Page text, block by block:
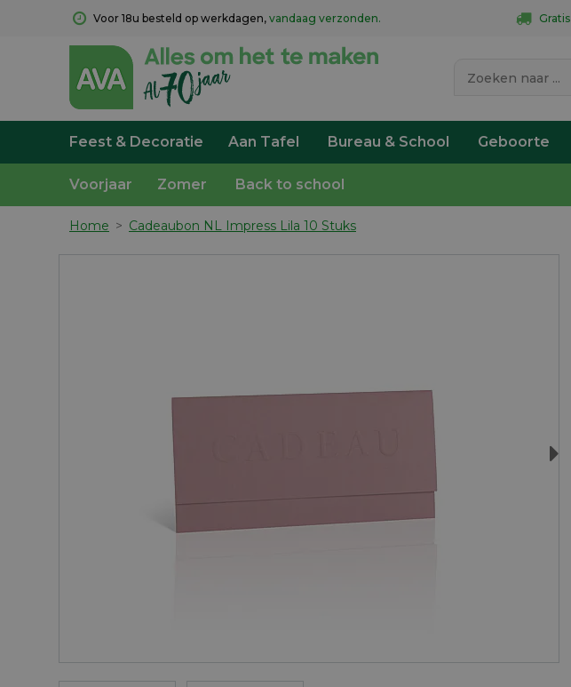
Voor 18u besteld op werkdagen, vandaag verzonden. Gratis
Feest & Decoratie Aan Tafel Bureau & School Geboorte
Voorjaar Zomer Back to school
Home > Cadeaubon NL Impress Lila 10 Stuks
Next